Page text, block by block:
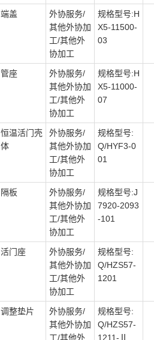
端盖
外协服务/
其他外协加
工/其他外
协加工
规格型号:H
X5-11500-
03
管座
外协服务/
其他外协加
工/其他外
协加工
规格型号:H
X5-11000-
07
恒温活门壳
体
外协服务/
其他外协加
工/其他外
协加工
规格型号:
Q/HYF3-0
01
隔板
外协服务/
其他外协加
工/其他外
协加工
规格型号:J
7920-2093
-101
活门座
外协服务/
其他外协加
工/其他外
协加工
规格型号:
Q/HZS57-
1201
调整垫片
外协服务/
其他外协加
工/其他外
规格型号:
Q/HZS57-
1211-Ⅱ